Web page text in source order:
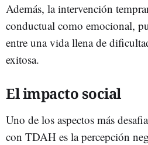
Además, la intervención
conductual como emocional,
entre una vida llena de
exitosa.
El impacto social
Uno de los aspectos más
con TDAH es la percepción